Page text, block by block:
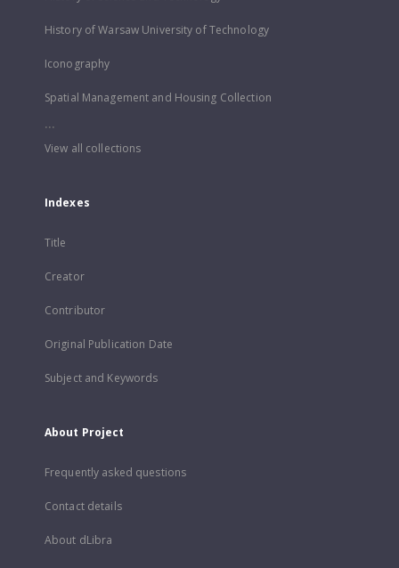
History of Warsaw University of Technology
Iconography
Spatial Management and Housing Collection
...
View all collections
Indexes
Title
Creator
Contributor
Original Publication Date
Subject and Keywords
About Project
Frequently asked questions
Contact details
About dLibra